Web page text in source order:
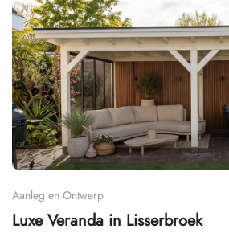
Aanleg en Ontwerp
Luxe Veranda in Lisserbroek